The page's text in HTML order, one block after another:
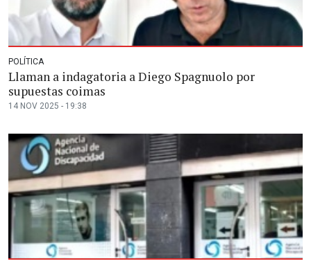
POLÍTICA
Llaman a indagatoria a Diego Spagnuolo por
supuestas coimas
14 NOV 2025 - 19:38